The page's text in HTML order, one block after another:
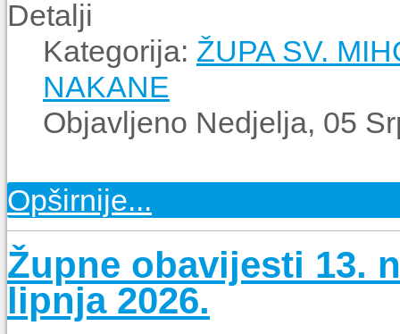
Detalji
Kategorija: ŽUPA SV.
NAKANE
Objavljeno Nedjelja, 05
Opširnije...
Župne obavijesti 13.
lipnja 2026.